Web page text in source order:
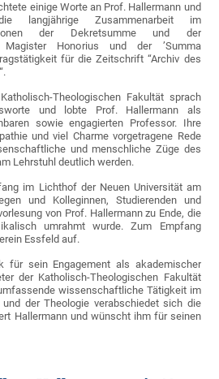
einige Worte an Prof. Hallermann und
langjährige Zusammenarbeit im
der Dekretsumme und der
Magister Honorius und der ’Summa
für die Zeitschrift “Archiv des
Theologischen Fakultät sprach
und lobte Prof. Hallermann als
sowie engagierten Professor. Ihre
und viel Charme vorgetragene Rede
und menschliche Züge des
Lehrstuhl deutlich werden.
im Lichthof der Neuen Universität am
und Kolleginnen, Studierenden und
von Prof. Hallermann zu Ende, die
umrahmt wurde. Zum Empfang
Essfeld auf.
für sein Engagement als akademischer
der Katholisch-Theologischen Fakultät
wissenschaftliche Tätigkeit im
der Theologie verabschiedet sich die
Hallermann und wünscht ihm für seinen